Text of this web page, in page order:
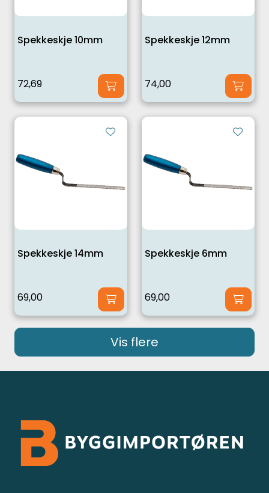
Spekkeskje 10mm
72,69
Spekkeskje 12mm
74,00
Spekkeskje 14mm
69,00
Spekkeskje 6mm
69,00
Vis flere